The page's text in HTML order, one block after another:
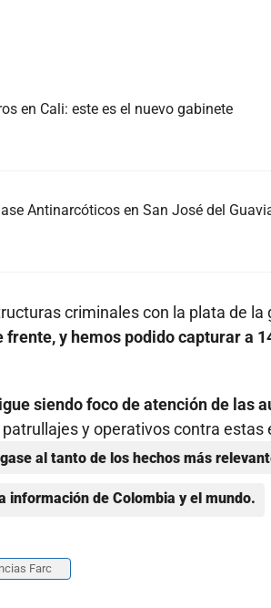
en Cali: este es el nuevo gabinete
Antinarcóticos en San José del
criminales con la plata de la
y hemos podido capturar a
siendo foco de atención de las
patrullajes y operativos contra estas
al tanto de los hechos más
información de Colombia y el mundo.
Farc